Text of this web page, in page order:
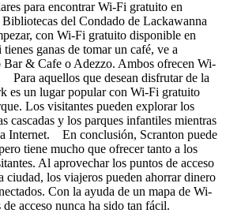
para encontrar Wi-Fi gratuito en
del Condado de Lackawanna
con Wi-Fi gratuito disponible en
ganas de tomar un café, ve a
& Cafe o Adezzo. Ambos ofrecen Wi-
Para aquellos que desean disfrutar de la
es un lugar popular con Wi-Fi gratuito
Los visitantes pueden explorar los
cascadas y los parques infantiles mientras
a Internet. En conclusión, Scranton puede
tiene mucho que ofrecer tanto a los
Al aprovechar los puntos de acceso
ciudad, los viajeros pueden ahorrar dinero
Con la ayuda de un mapa de Wi-
acceso nunca ha sido tan fácil.